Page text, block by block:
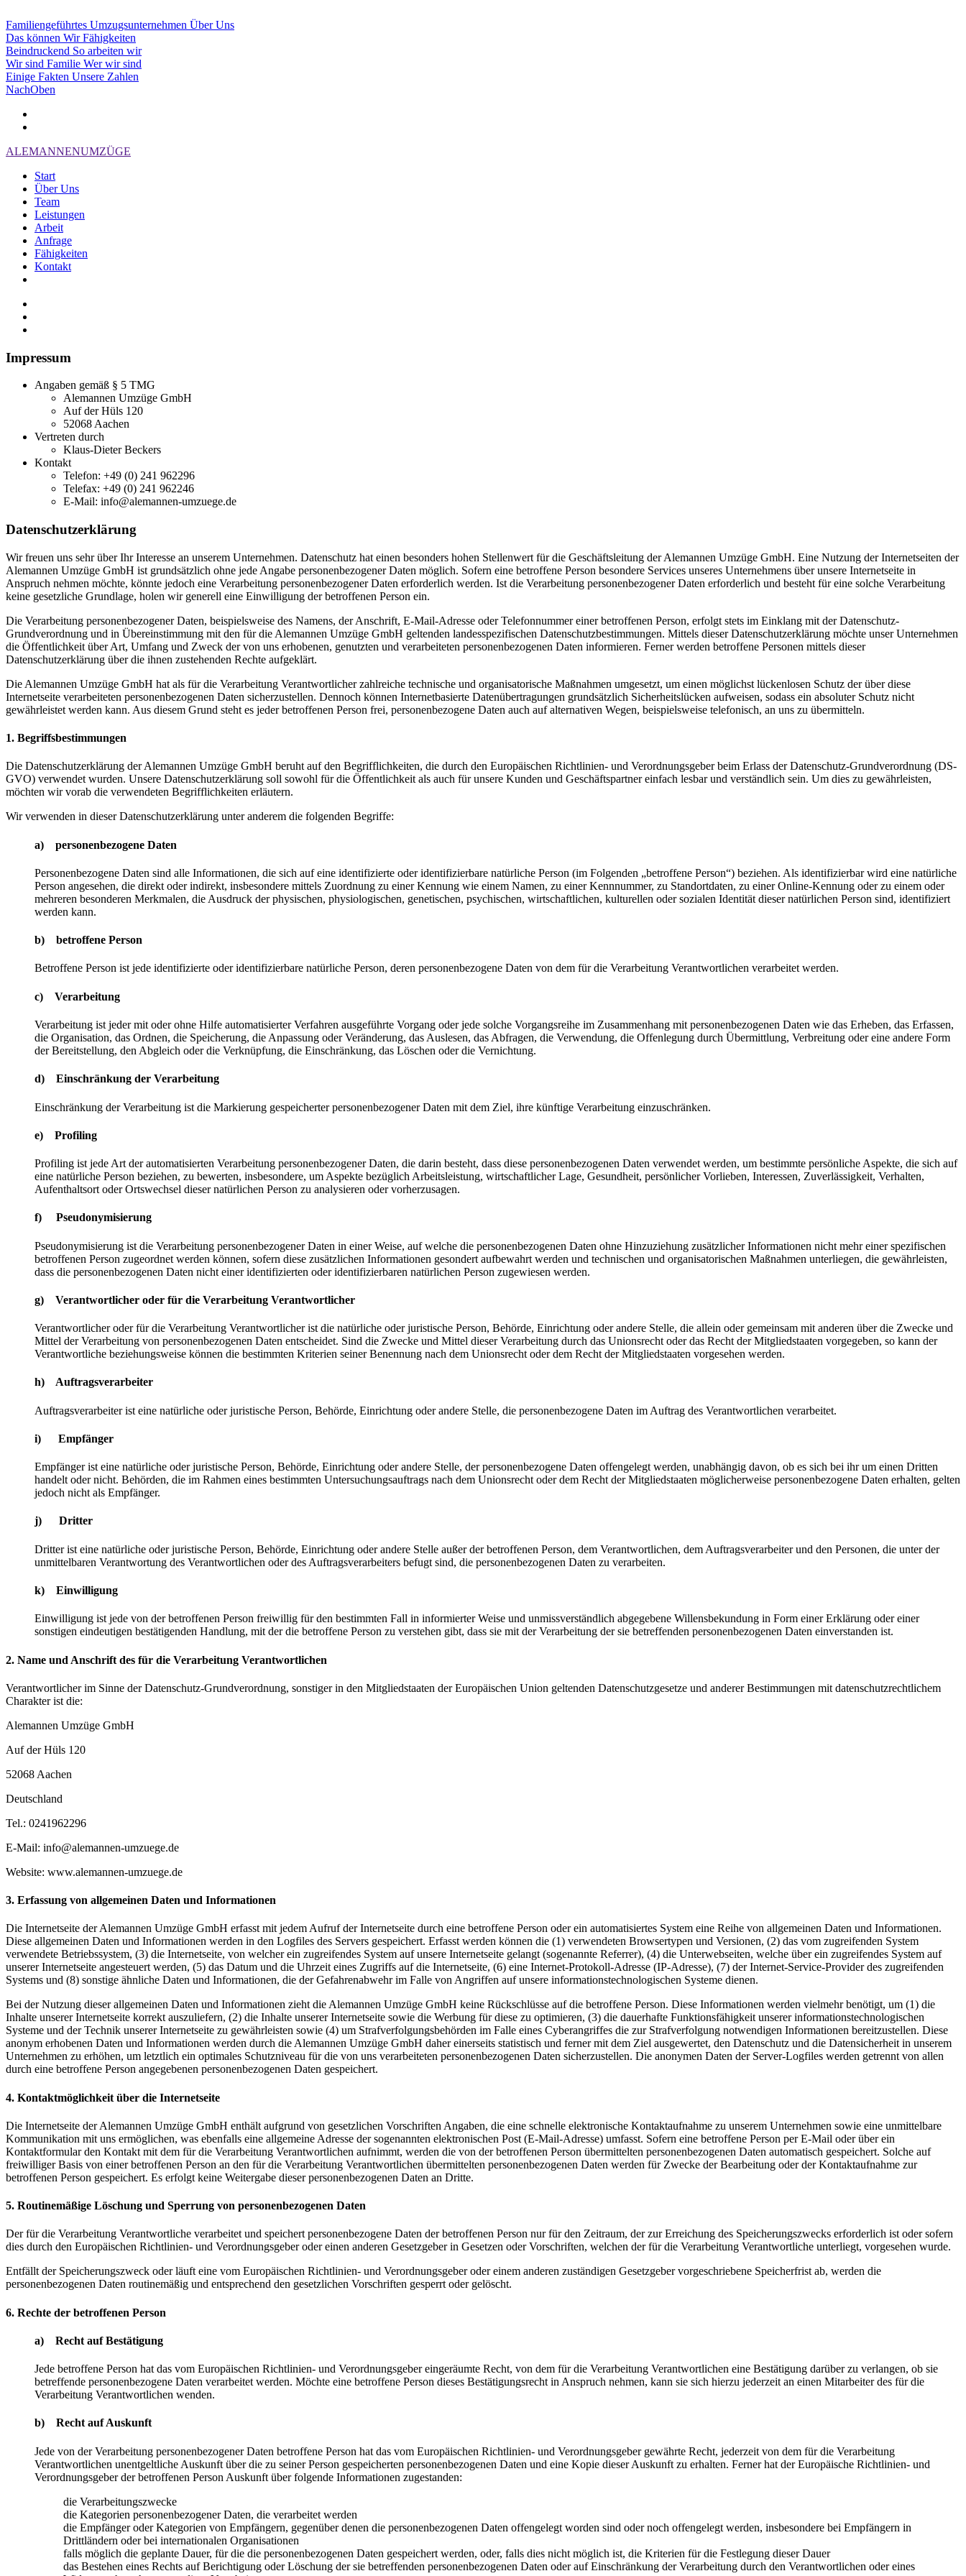
Familiengeführtes Umzugsunternehmen Über Uns
Das können Wir Fähigkeiten
Beindruckend So arbeiten wir
Wir sind Familie Wer wir sind
Einige Fakten Unsere Zahlen
NachOben
ALEMANNENUMZÜGE
Start
Über Uns
Team
Leistungen
Arbeit
Anfrage
Fähigkeiten
Kontakt
Impressum
Angaben gemäß § 5 TMG
Alemannen Umzüge GmbH
Auf der Hüls 120
52068 Aachen
Vertreten durch
Klaus-Dieter Beckers
Kontakt
Telefon: +49 (0) 241 962296
Telefax: +49 (0) 241 962246
E-Mail: info@alemannen-umzuege.de
Datenschutzerklärung
Wir freuen uns sehr über Ihr Interesse an unserem Unternehmen. Datenschutz hat einen besonders hohen Stellenwert für die Geschäftsleitung der Alemannen Umzüge GmbH. Eine Nutzung der Internetseiten der
Alemannen Umzüge GmbH ist grundsätzlich ohne jede Angabe personenbezogener Daten möglich. Sofern eine betroffene Person besondere Services unseres Unternehmens über unsere Internetseite in
Anspruch nehmen möchte, könnte jedoch eine Verarbeitung personenbezogener Daten erforderlich werden. Ist die Verarbeitung personenbezogener Daten erforderlich und besteht für eine solche Verarbeitung
keine gesetzliche Grundlage, holen wir generell eine Einwilligung der betroffenen Person ein.
Die Verarbeitung personenbezogener Daten, beispielsweise des Namens, der Anschrift, E-Mail-Adresse oder Telefonnummer einer betroffenen Person, erfolgt stets im Einklang mit der Datenschutz-
Grundverordnung und in Übereinstimmung mit den für die Alemannen Umzüge GmbH geltenden landesspezifischen Datenschutzbestimmungen. Mittels dieser Datenschutzerklärung möchte unser Unternehmen
die Öffentlichkeit über Art, Umfang und Zweck der von uns erhobenen, genutzten und verarbeiteten personenbezogenen Daten informieren. Ferner werden betroffene Personen mittels dieser
Datenschutzerklärung über die ihnen zustehenden Rechte aufgeklärt.
Die Alemannen Umzüge GmbH hat als für die Verarbeitung Verantwortlicher zahlreiche technische und organisatorische Maßnahmen umgesetzt, um einen möglichst lückenlosen Schutz der über diese
Internetseite verarbeiteten personenbezogenen Daten sicherzustellen. Dennoch können Internetbasierte Datenübertragungen grundsätzlich Sicherheitslücken aufweisen, sodass ein absoluter Schutz nicht
gewährleistet werden kann. Aus diesem Grund steht es jeder betroffenen Person frei, personenbezogene Daten auch auf alternativen Wegen, beispielsweise telefonisch, an uns zu übermitteln.
1. Begriffsbestimmungen
Die Datenschutzerklärung der Alemannen Umzüge GmbH beruht auf den Begrifflichkeiten, die durch den Europäischen Richtlinien- und Verordnungsgeber beim Erlass der Datenschutz-Grundverordnung (DS-
GVO) verwendet wurden. Unsere Datenschutzerklärung soll sowohl für die Öffentlichkeit als auch für unsere Kunden und Geschäftspartner einfach lesbar und verständlich sein. Um dies zu gewährleisten,
möchten wir vorab die verwendeten Begrifflichkeiten erläutern.
Wir verwenden in dieser Datenschutzerklärung unter anderem die folgenden Begriffe:
a) personenbezogene Daten
Personenbezogene Daten sind alle Informationen, die sich auf eine identifizierte oder identifizierbare natürliche Person (im Folgenden „betroffene Person“) beziehen. Als identifizierbar wird eine natürliche
Person angesehen, die direkt oder indirekt, insbesondere mittels Zuordnung zu einer Kennung wie einem Namen, zu einer Kennnummer, zu Standortdaten, zu einer Online-Kennung oder zu einem oder
mehreren besonderen Merkmalen, die Ausdruck der physischen, physiologischen, genetischen, psychischen, wirtschaftlichen, kulturellen oder sozialen Identität dieser natürlichen Person sind, identifiziert
werden kann.
b) betroffene Person
Betroffene Person ist jede identifizierte oder identifizierbare natürliche Person, deren personenbezogene Daten von dem für die Verarbeitung Verantwortlichen verarbeitet werden.
c) Verarbeitung
Verarbeitung ist jeder mit oder ohne Hilfe automatisierter Verfahren ausgeführte Vorgang oder jede solche Vorgangsreihe im Zusammenhang mit personenbezogenen Daten wie das Erheben, das Erfassen,
die Organisation, das Ordnen, die Speicherung, die Anpassung oder Veränderung, das Auslesen, das Abfragen, die Verwendung, die Offenlegung durch Übermittlung, Verbreitung oder eine andere Form
der Bereitstellung, den Abgleich oder die Verknüpfung, die Einschränkung, das Löschen oder die Vernichtung.
d) Einschränkung der Verarbeitung
Einschränkung der Verarbeitung ist die Markierung gespeicherter personenbezogener Daten mit dem Ziel, ihre künftige Verarbeitung einzuschränken.
e) Profiling
Profiling ist jede Art der automatisierten Verarbeitung personenbezogener Daten, die darin besteht, dass diese personenbezogenen Daten verwendet werden, um bestimmte persönliche Aspekte, die sich auf
eine natürliche Person beziehen, zu bewerten, insbesondere, um Aspekte bezüglich Arbeitsleistung, wirtschaftlicher Lage, Gesundheit, persönlicher Vorlieben, Interessen, Zuverlässigkeit, Verhalten,
Aufenthaltsort oder Ortswechsel dieser natürlichen Person zu analysieren oder vorherzusagen.
f) Pseudonymisierung
Pseudonymisierung ist die Verarbeitung personenbezogener Daten in einer Weise, auf welche die personenbezogenen Daten ohne Hinzuziehung zusätzlicher Informationen nicht mehr einer spezifischen
betroffenen Person zugeordnet werden können, sofern diese zusätzlichen Informationen gesondert aufbewahrt werden und technischen und organisatorischen Maßnahmen unterliegen, die gewährleisten,
dass die personenbezogenen Daten nicht einer identifizierten oder identifizierbaren natürlichen Person zugewiesen werden.
g) Verantwortlicher oder für die Verarbeitung Verantwortlicher
Verantwortlicher oder für die Verarbeitung Verantwortlicher ist die natürliche oder juristische Person, Behörde, Einrichtung oder andere Stelle, die allein oder gemeinsam mit anderen über die Zwecke und
Mittel der Verarbeitung von personenbezogenen Daten entscheidet. Sind die Zwecke und Mittel dieser Verarbeitung durch das Unionsrecht oder das Recht der Mitgliedstaaten vorgegeben, so kann der
Verantwortliche beziehungsweise können die bestimmten Kriterien seiner Benennung nach dem Unionsrecht oder dem Recht der Mitgliedstaaten vorgesehen werden.
h) Auftragsverarbeiter
Auftragsverarbeiter ist eine natürliche oder juristische Person, Behörde, Einrichtung oder andere Stelle, die personenbezogene Daten im Auftrag des Verantwortlichen verarbeitet.
i) Empfänger
Empfänger ist eine natürliche oder juristische Person, Behörde, Einrichtung oder andere Stelle, der personenbezogene Daten offengelegt werden, unabhängig davon, ob es sich bei ihr um einen Dritten
handelt oder nicht. Behörden, die im Rahmen eines bestimmten Untersuchungsauftrags nach dem Unionsrecht oder dem Recht der Mitgliedstaaten möglicherweise personenbezogene Daten erhalten, gelten
jedoch nicht als Empfänger.
j) Dritter
Dritter ist eine natürliche oder juristische Person, Behörde, Einrichtung oder andere Stelle außer der betroffenen Person, dem Verantwortlichen, dem Auftragsverarbeiter und den Personen, die unter der
unmittelbaren Verantwortung des Verantwortlichen oder des Auftragsverarbeiters befugt sind, die personenbezogenen Daten zu verarbeiten.
k) Einwilligung
Einwilligung ist jede von der betroffenen Person freiwillig für den bestimmten Fall in informierter Weise und unmissverständlich abgegebene Willensbekundung in Form einer Erklärung oder einer
sonstigen eindeutigen bestätigenden Handlung, mit der die betroffene Person zu verstehen gibt, dass sie mit der Verarbeitung der sie betreffenden personenbezogenen Daten einverstanden ist.
2. Name und Anschrift des für die Verarbeitung Verantwortlichen
Verantwortlicher im Sinne der Datenschutz-Grundverordnung, sonstiger in den Mitgliedstaaten der Europäischen Union geltenden Datenschutzgesetze und anderer Bestimmungen mit datenschutzrechtlichem
Charakter ist die:
Alemannen Umzüge GmbH
Auf der Hüls 120
52068 Aachen
Deutschland
Tel.: 0241962296
E-Mail: info@alemannen-umzuege.de
Website: www.alemannen-umzuege.de
3. Erfassung von allgemeinen Daten und Informationen
Die Internetseite der Alemannen Umzüge GmbH erfasst mit jedem Aufruf der Internetseite durch eine betroffene Person oder ein automatisiertes System eine Reihe von allgemeinen Daten und Informationen.
Diese allgemeinen Daten und Informationen werden in den Logfiles des Servers gespeichert. Erfasst werden können die (1) verwendeten Browsertypen und Versionen, (2) das vom zugreifenden System
verwendete Betriebssystem, (3) die Internetseite, von welcher ein zugreifendes System auf unsere Internetseite gelangt (sogenannte Referrer), (4) die Unterwebseiten, welche über ein zugreifendes System auf
unserer Internetseite angesteuert werden, (5) das Datum und die Uhrzeit eines Zugriffs auf die Internetseite, (6) eine Internet-Protokoll-Adresse (IP-Adresse), (7) der Internet-Service-Provider des zugreifenden
Systems und (8) sonstige ähnliche Daten und Informationen, die der Gefahrenabwehr im Falle von Angriffen auf unsere informationstechnologischen Systeme dienen.
Bei der Nutzung dieser allgemeinen Daten und Informationen zieht die Alemannen Umzüge GmbH keine Rückschlüsse auf die betroffene Person. Diese Informationen werden vielmehr benötigt, um (1) die
Inhalte unserer Internetseite korrekt auszuliefern, (2) die Inhalte unserer Internetseite sowie die Werbung für diese zu optimieren, (3) die dauerhafte Funktionsfähigkeit unserer informationstechnologischen
Systeme und der Technik unserer Internetseite zu gewährleisten sowie (4) um Strafverfolgungsbehörden im Falle eines Cyberangriffes die zur Strafverfolgung notwendigen Informationen bereitzustellen. Diese
anonym erhobenen Daten und Informationen werden durch die Alemannen Umzüge GmbH daher einerseits statistisch und ferner mit dem Ziel ausgewertet, den Datenschutz und die Datensicherheit in unserem
Unternehmen zu erhöhen, um letztlich ein optimales Schutzniveau für die von uns verarbeiteten personenbezogenen Daten sicherzustellen. Die anonymen Daten der Server-Logfiles werden getrennt von allen
durch eine betroffene Person angegebenen personenbezogenen Daten gespeichert.
4. Kontaktmöglichkeit über die Internetseite
Die Internetseite der Alemannen Umzüge GmbH enthält aufgrund von gesetzlichen Vorschriften Angaben, die eine schnelle elektronische Kontaktaufnahme zu unserem Unternehmen sowie eine unmittelbare
Kommunikation mit uns ermöglichen, was ebenfalls eine allgemeine Adresse der sogenannten elektronischen Post (E-Mail-Adresse) umfasst. Sofern eine betroffene Person per E-Mail oder über ein
Kontaktformular den Kontakt mit dem für die Verarbeitung Verantwortlichen aufnimmt, werden die von der betroffenen Person übermittelten personenbezogenen Daten automatisch gespeichert. Solche auf
freiwilliger Basis von einer betroffenen Person an den für die Verarbeitung Verantwortlichen übermittelten personenbezogenen Daten werden für Zwecke der Bearbeitung oder der Kontaktaufnahme zur
betroffenen Person gespeichert. Es erfolgt keine Weitergabe dieser personenbezogenen Daten an Dritte.
5. Routinemäßige Löschung und Sperrung von personenbezogenen Daten
Der für die Verarbeitung Verantwortliche verarbeitet und speichert personenbezogene Daten der betroffenen Person nur für den Zeitraum, der zur Erreichung des Speicherungszwecks erforderlich ist oder sofern
dies durch den Europäischen Richtlinien- und Verordnungsgeber oder einen anderen Gesetzgeber in Gesetzen oder Vorschriften, welchen der für die Verarbeitung Verantwortliche unterliegt, vorgesehen wurde.
Entfällt der Speicherungszweck oder läuft eine vom Europäischen Richtlinien- und Verordnungsgeber oder einem anderen zuständigen Gesetzgeber vorgeschriebene Speicherfrist ab, werden die
personenbezogenen Daten routinemäßig und entsprechend den gesetzlichen Vorschriften gesperrt oder gelöscht.
6. Rechte der betroffenen Person
a) Recht auf Bestätigung
Jede betroffene Person hat das vom Europäischen Richtlinien- und Verordnungsgeber eingeräumte Recht, von dem für die Verarbeitung Verantwortlichen eine Bestätigung darüber zu verlangen, ob sie
betreffende personenbezogene Daten verarbeitet werden. Möchte eine betroffene Person dieses Bestätigungsrecht in Anspruch nehmen, kann sie sich hierzu jederzeit an einen Mitarbeiter des für die
Verarbeitung Verantwortlichen wenden.
b) Recht auf Auskunft
Jede von der Verarbeitung personenbezogener Daten betroffene Person hat das vom Europäischen Richtlinien- und Verordnungsgeber gewährte Recht, jederzeit von dem für die Verarbeitung
Verantwortlichen unentgeltliche Auskunft über die zu seiner Person gespeicherten personenbezogenen Daten und eine Kopie dieser Auskunft zu erhalten. Ferner hat der Europäische Richtlinien- und
Verordnungsgeber der betroffenen Person Auskunft über folgende Informationen zugestanden:
die Verarbeitungszwecke
die Kategorien personenbezogener Daten, die verarbeitet werden
die Empfänger oder Kategorien von Empfängern, gegenüber denen die personenbezogenen Daten offengelegt worden sind oder noch offengelegt werden, insbesondere bei Empfängern in
Drittländern oder bei internationalen Organisationen
falls möglich die geplante Dauer, für die die personenbezogenen Daten gespeichert werden, oder, falls dies nicht möglich ist, die Kriterien für die Festlegung dieser Dauer
das Bestehen eines Rechts auf Berichtigung oder Löschung der sie betreffenden personenbezogenen Daten oder auf Einschränkung der Verarbeitung durch den Verantwortlichen oder eines